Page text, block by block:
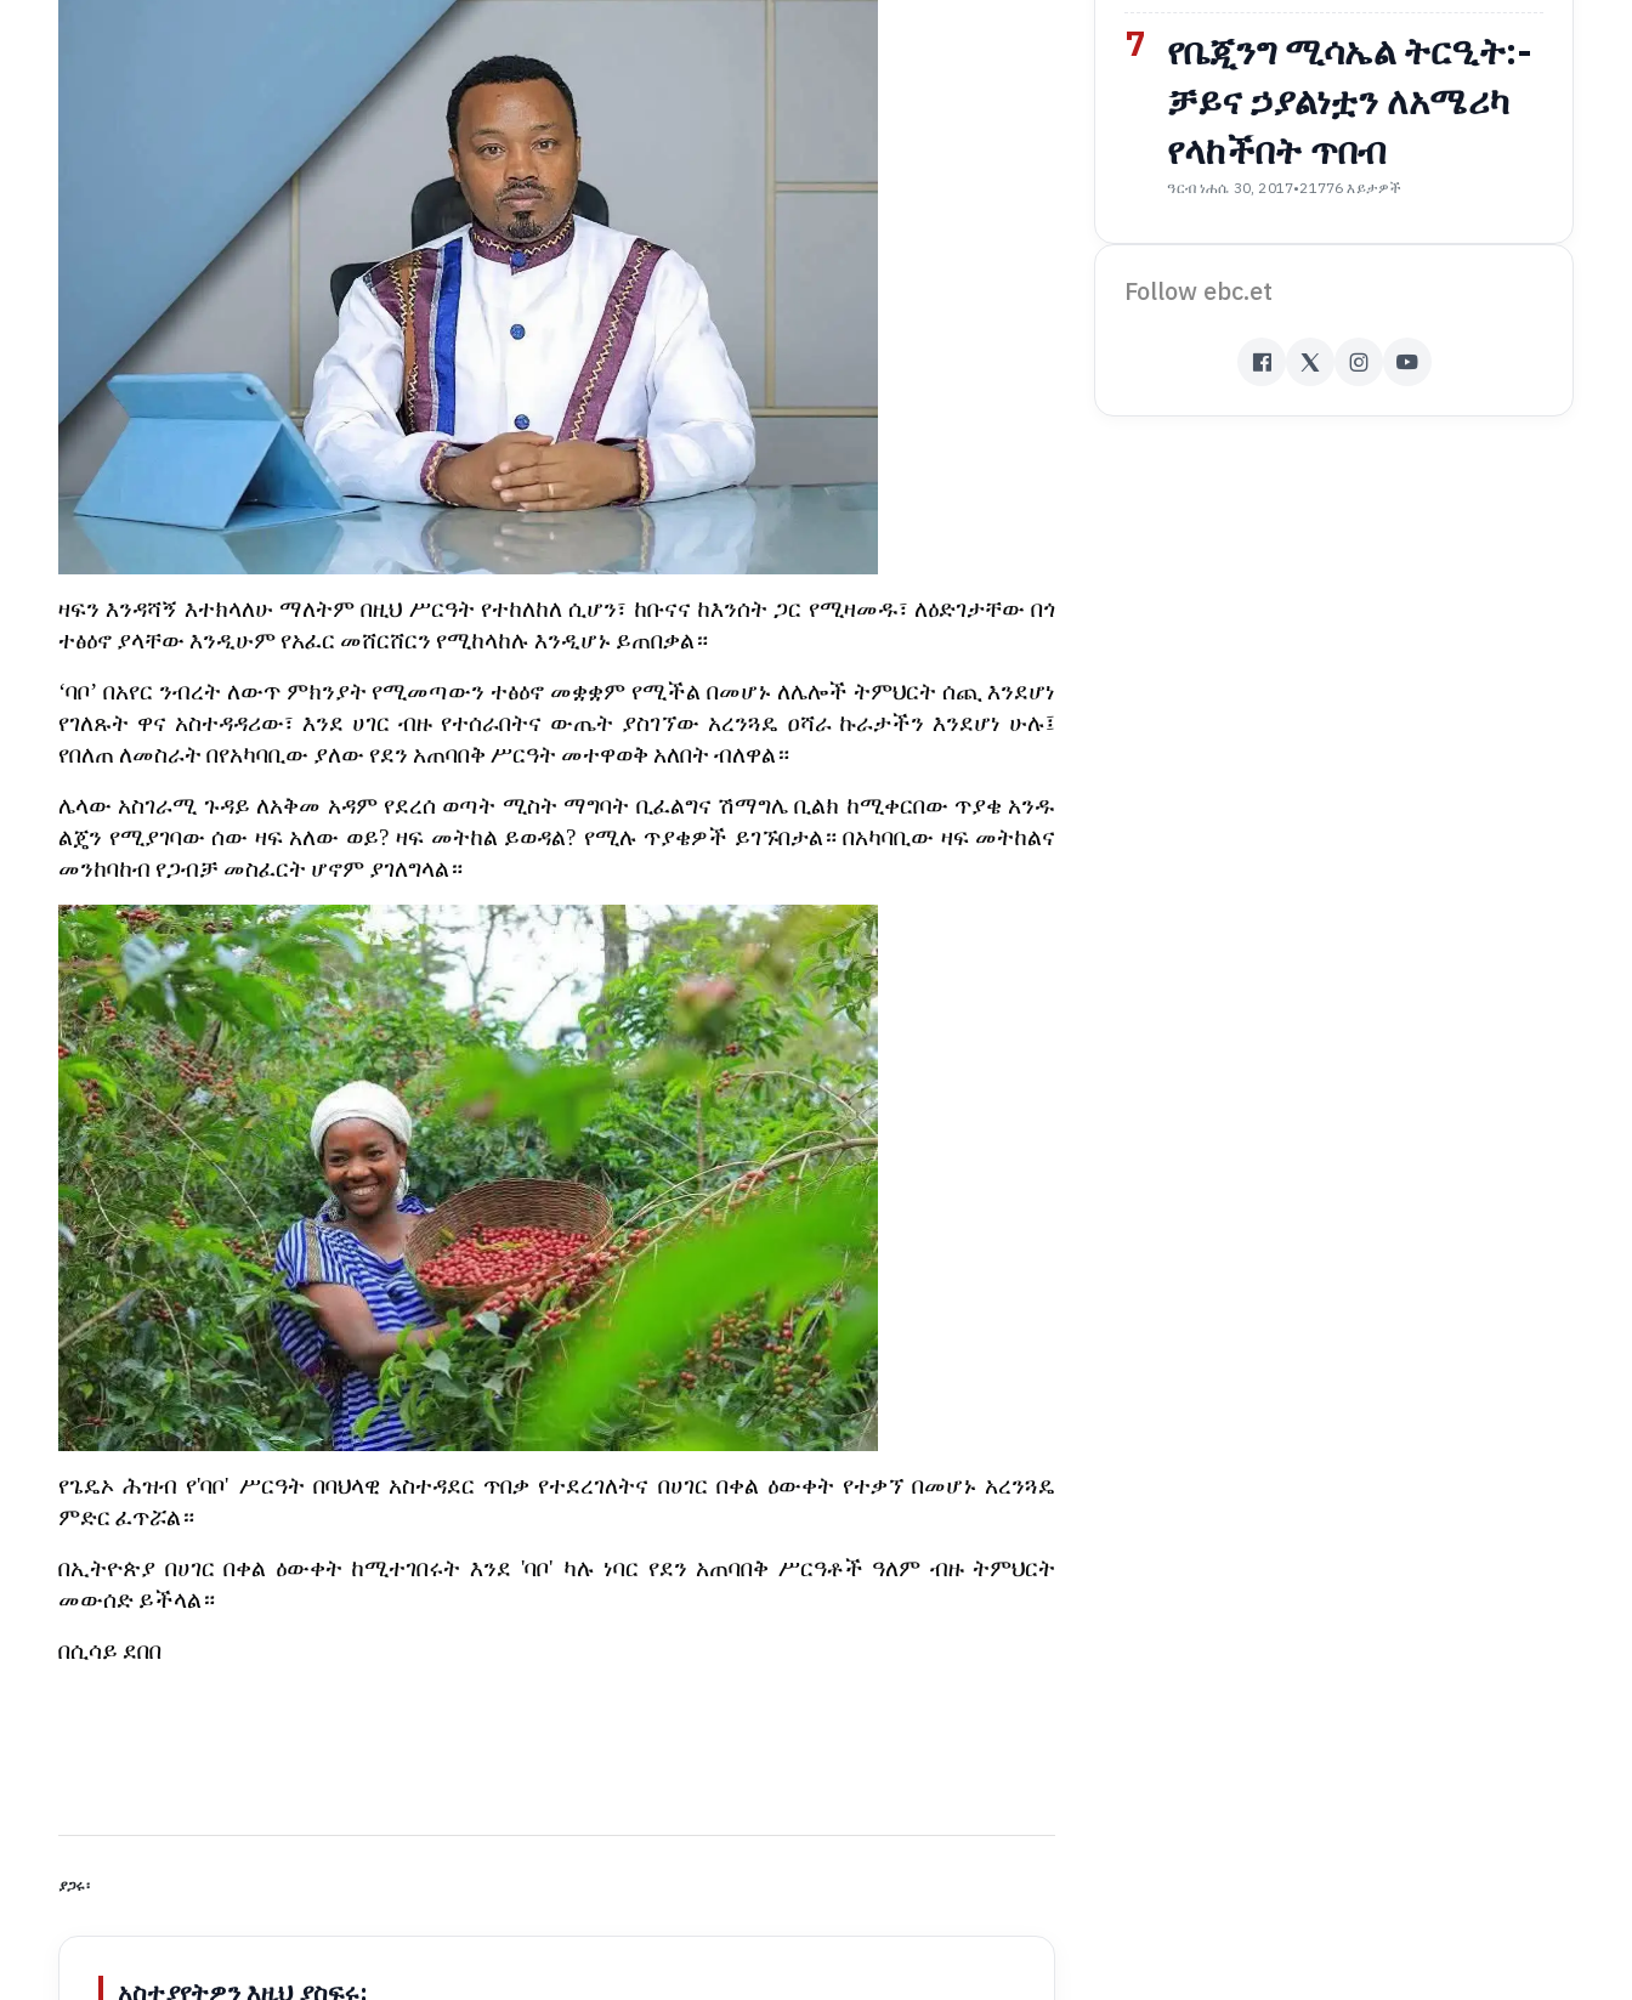
ዛፍን እንዳሻኝ እተክላለሁ ማለትም በዚህ ሥርዓት የተከለከለ ሲሆን፣ ከቡናና ከእንሰት ጋር የሚዛመዱ፣ ለዕድገታቸው በጎ
ተፅዕኖ ያላቸው እንዲሁም የአፈር መሸርሸርን የሚከላከሉ እንዲሆኑ ይጠበቃል።
‘ባቦ’ በአየር ንብረት ለውጥ ምክንያት የሚመጣውን ተፅዕኖ መቋቋም የሚችል በመሆኑ ለሌሎች ትምህርት ሰጪ እንደሆነ
የገለጹት ዋና አስተዳዳሪው፣ እንደ ሀገር ብዙ የተሰራበትና ውጤት ያስገኘው አረንጓዴ ዐሻራ ኩራታችን እንደሆነ ሁሉ፤
የበለጠ ለመስራት በየአካባቢው ያለው የደን አጠባበቅ ሥርዓት መተዋወቅ አለበት ብለዋል።
ሌላው አስገራሚ ጉዳይ ለአቅመ አዳም የደረሰ ወጣት ሚስት ማግባት ቢፈልግና ሽማግሌ ቢልክ ከሚቀርበው ጥያቄ አንዱ
ልጄን የሚያገባው ሰው ዛፍ አለው ወይ?ዛፍ መትከል ይወዳል? የሚሉ ጥያቄዎች ይገኙበታል። በአካባቢው ዛፍ መትከልና
መንከባከብ የጋብቻ መስፈርት ሆኖም ያገለግላል።
የጌዴኦ ሕዝብ የ'ባቦ' ሥርዓት በባህላዊ አስተዳደር ጥበቃ የተደረገለትና በሀገር በቀል ዕውቀት የተቃኘ በመሆኑ አረንጓዴ
ምድር ፈጥሯል።
በኢትዮጵያ በሀገር በቀል ዕውቀት ከሚተገበሩት እንደ 'ባቦ' ካሉ ነባር የደን አጠባበቅ ሥርዓቶች ዓለም ብዙ ትምህርት
መውሰድ ይችላል።
በሲሳይ ደበበ
ያጋሩ፡
7 የቤጂንግ ሚሳኤል ትርዒት:-
ቻይና ኃያልነቷን ለአሜሪካ
የላከችበት ጥበብ
ዓርብ ነሐሴ 30, 2017•21776 እይታዎች
Follow ebc.et